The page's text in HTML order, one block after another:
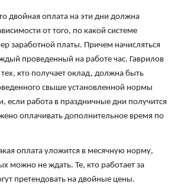
двойная оплата на эти дни должна
от того, по какой системе
заработной платы. Причем начисляться
проведенный на работе час. Гаврилов
кто получает оклад, должна быть
свыше установленной нормы
если работа в праздничные дни получится
оплачивать дополнительное время по
оплата уложится в месячную норму,
можно не ждать. Те, кто работает за
претендовать на двойные цены.